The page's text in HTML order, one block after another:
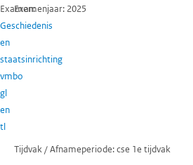
Examen
Geschiedenis
en
staatsinrichting
vmbo
gl
en
tl
Examenjaar 2025
Tijdvak / Afnameperiode cse 1e tijdvak